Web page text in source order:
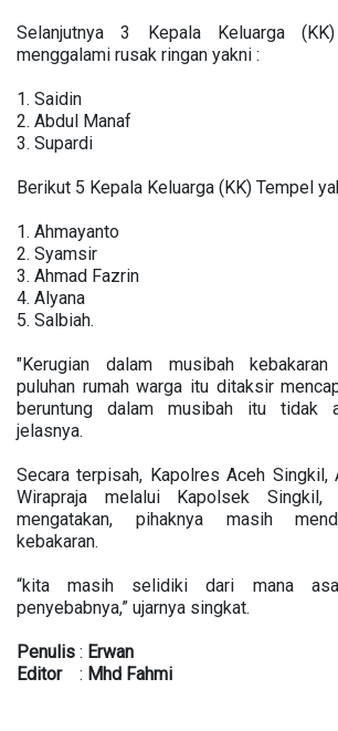
Selanjutnya 3 Kepala Keluarga
menggalami rusak ringan yakni :
1. Saidin
2. Abdul Manaf
3. Supardi
Berikut 5 Kepala Keluarga (KK) Tempel
1. Ahmayanto
2. Syamsir
3. Ahmad Fazrin
4. Alyana
5. Salbiah.
"Kerugian dalam musibah
puluhan rumah warga itu ditaksir
beruntung dalam musibah itu tidak
jelasnya.
Secara terpisah, Kapolres Aceh Singkil,
Wirapraja melalui Kapolsek
mengatakan, pihaknya masih
kebakaran.
“kita masih selidiki dari mana
penyebabnya,” ujarnya singkat.
Penulis : Erwan
Editor: Mhd Fahmi